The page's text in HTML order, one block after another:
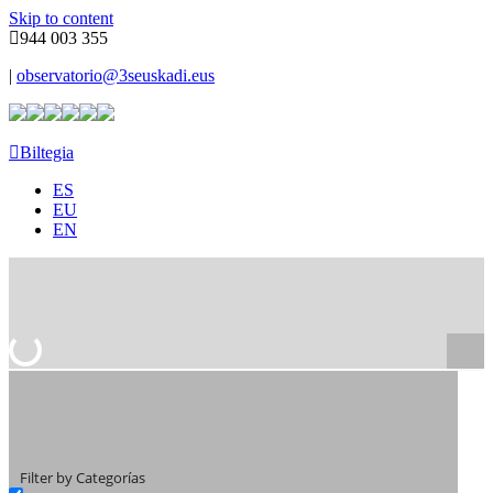
Skip to content
944 003 355
| observatorio@3seuskadi.eus
Biltegia
ES
EU
EN
Filter by Categorías